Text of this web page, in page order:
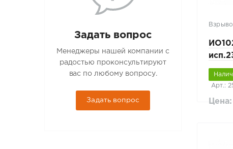
Задать вопрос
Менеджеры нашей компании с
радостью проконсультируют
вас по любому вопросу.
Задать вопрос
сталь
Арт.: